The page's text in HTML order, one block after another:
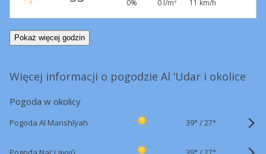
0% 0 l/m²
11 km/h
Pokaż więcej godzin
Więcej informacji o pogodzie Al ‘Udar i okolice
Pogoda w okolicy
Pogoda Al Manshīyah 39° /27°